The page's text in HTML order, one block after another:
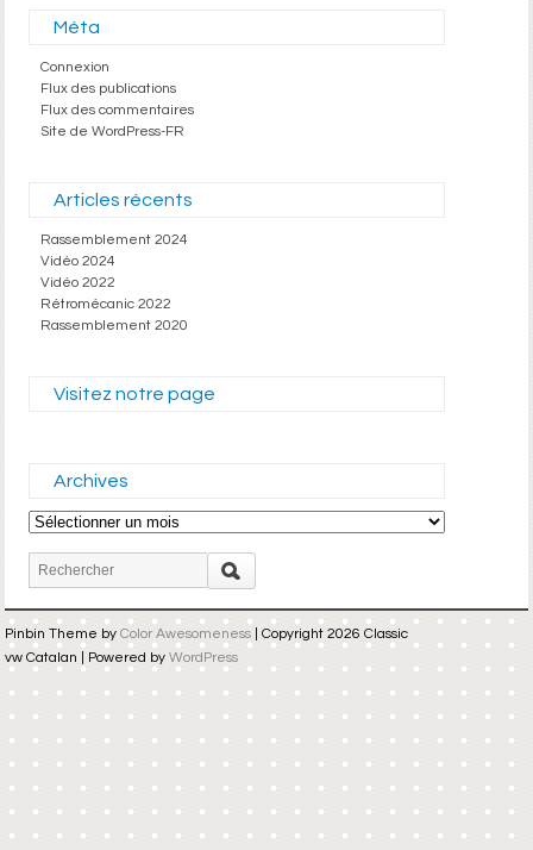
Méta
Connexion
Flux des publications
Flux des commentaires
Site de WordPress-FR
Articles récents
Rassemblement 2024
Vidéo 2024
Vidéo 2022
Rétromécanic 2022
Rassemblement 2020
Visitez notre page
Archives
Archives
Pinbin Theme by Color Awesomeness | Copyright 2026 Classic
vw Catalan | Powered by WordPress